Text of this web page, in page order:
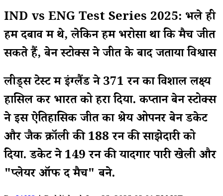
IND vs ENG Test Series 2025: भले ही
हम दबाव में थे, लेकिन हमें भरोसा था कि मैच जीत
सकते हैं, बेन स्टोक्स ने जीत के बाद जताया विश्वास
लीड्स टेस्ट में इंग्लैंड ने 371 रन का विशाल लक्ष्य
हासिल कर भारत को हरा दिया. कप्तान बेन स्टोक्स
ने इस ऐतिहासिक जीत का श्रेय ओपनर बेन डकेट
और जैक क्रॉली की 188 रन की साझेदारी को
दिया. डकेट ने 149 रन की यादगार पारी खेली और
"प्लेयर ऑफ द मैच" बने.